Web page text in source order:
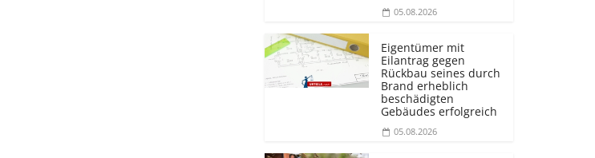
05.08.2026
Eigentümer mit
Eilantrag gegen
Rückbau seines durch
Brand erheblich
beschädigten
Gebäudes erfolgreich
05.08.2026